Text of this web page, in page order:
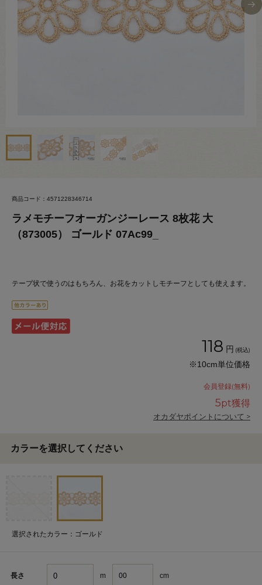
商品コード：4571228346714
ラメモチーフオーガンジーレース 8枚花 大
（873005） ゴールド 07Ac99_
テープ状で使うのはもちろん、お花をカットしモチーフとしても使えます。
118 円 (税込)
※10cm単位価格
会員登録(無料)
5pt獲得
オカダヤポイントについて >
カラーを選択してください
選択されたカラー：ゴールド
長さ m cm